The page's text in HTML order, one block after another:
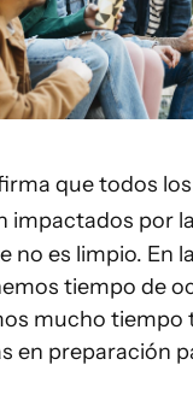
que todos
impactados por
no es limpio. En
tiempo de
mucho tiempo
en preparación